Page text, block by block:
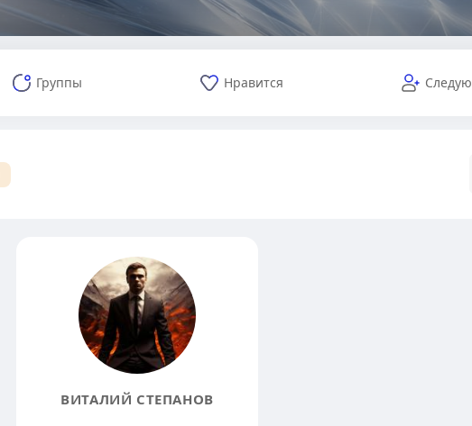
Группы Нравится Следую
ВИТАЛИЙ СТЕПАНОВ